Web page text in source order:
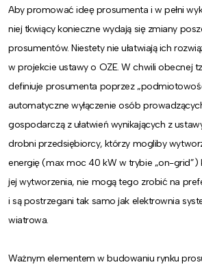
Aby promować ideę prosumenta i w pełni
niej tkwiący konieczne wydają się zmiany
prosumentów. Niestety nie ułatwiają ich
w projekcie ustawy o OZE. W chwili obecnej
definiuje prosumenta poprzez
automatyczne wyłączenie osób
gospodarczą z ułatwień wynikających z
drobni przedsiębiorcy, którzy mogliby
energię (max moc 40 kW w trybie „on-grid”)
jej wytworzenia, nie mogą tego zrobić na
i są postrzegani tak samo jak elektrownia
wiatrowa.
Ważnym elementem w budowaniu rynku